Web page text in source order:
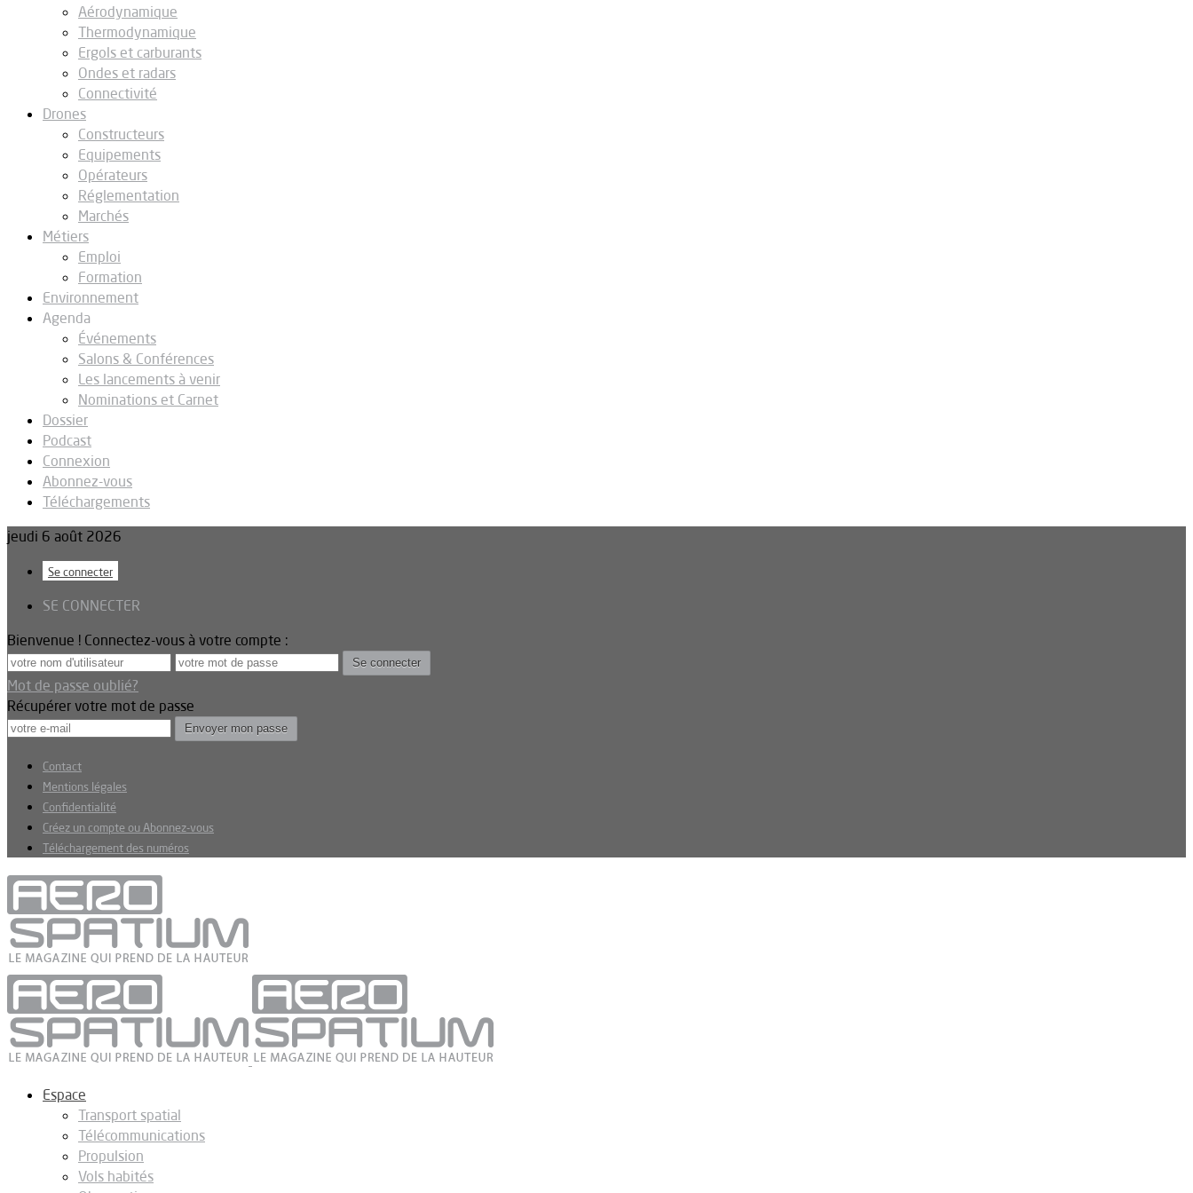
Aérodynamique
Thermodynamique
Ergols et carburants
Ondes et radars
Connectivité
Drones
Constructeurs
Equipements
Opérateurs
Réglementation
Marchés
Métiers
Emploi
Formation
Environnement
Agenda
Événements
Salons & Conférences
Les lancements à venir
Nominations et Carnet
Dossier
Podcast
Connexion
Abonnez-vous
Téléchargements
jeudi 6 août 2026
Se connecter
SE CONNECTER
Bienvenue ! Connectez-vous à votre compte :
Mot de passe oublié?
Récupérer votre mot de passe
Contact
Mentions légales
Confidentialité
Créez un compte ou Abonnez-vous
Téléchargement des numéros
Espace
Transport spatial
Télécommunications
Propulsion
Vols habités